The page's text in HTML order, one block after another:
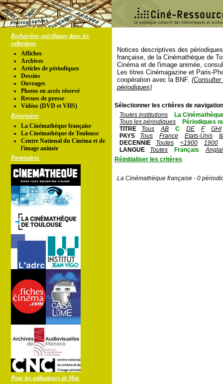
Recherches spécifiques dans les
collections
Affiches
Archives
Articles de périodiques
Dessins
Ouvrages
Photos en accés réservé
Revues de presse
Vidéos (DVD et VHS)
Répertoires
La Cinémathèque française
La Cinémathèque de Toulouse
Centre National du Cinéma et de
l'image animée
Partenaires
Pour les utilisateurs de Mac
Notices descriptives des
française, de la Cinémathèque de
Cinéma et de l'image animée,
Les titres Cinémagazine et Paris-
coopération avec la BNF.
périodiques)
Sélectionner les critères de
Toutes institutions
La
Tous les périodiques
Périodiques
TITRE
Tous AB C DE F
GHI
PAYS
Tous France Etats-Unis
DECENNIE
Toutes <1900
1900
LANGUE
Toutes Français
Réinitialiser les critères
La Cinémathèque française - 0